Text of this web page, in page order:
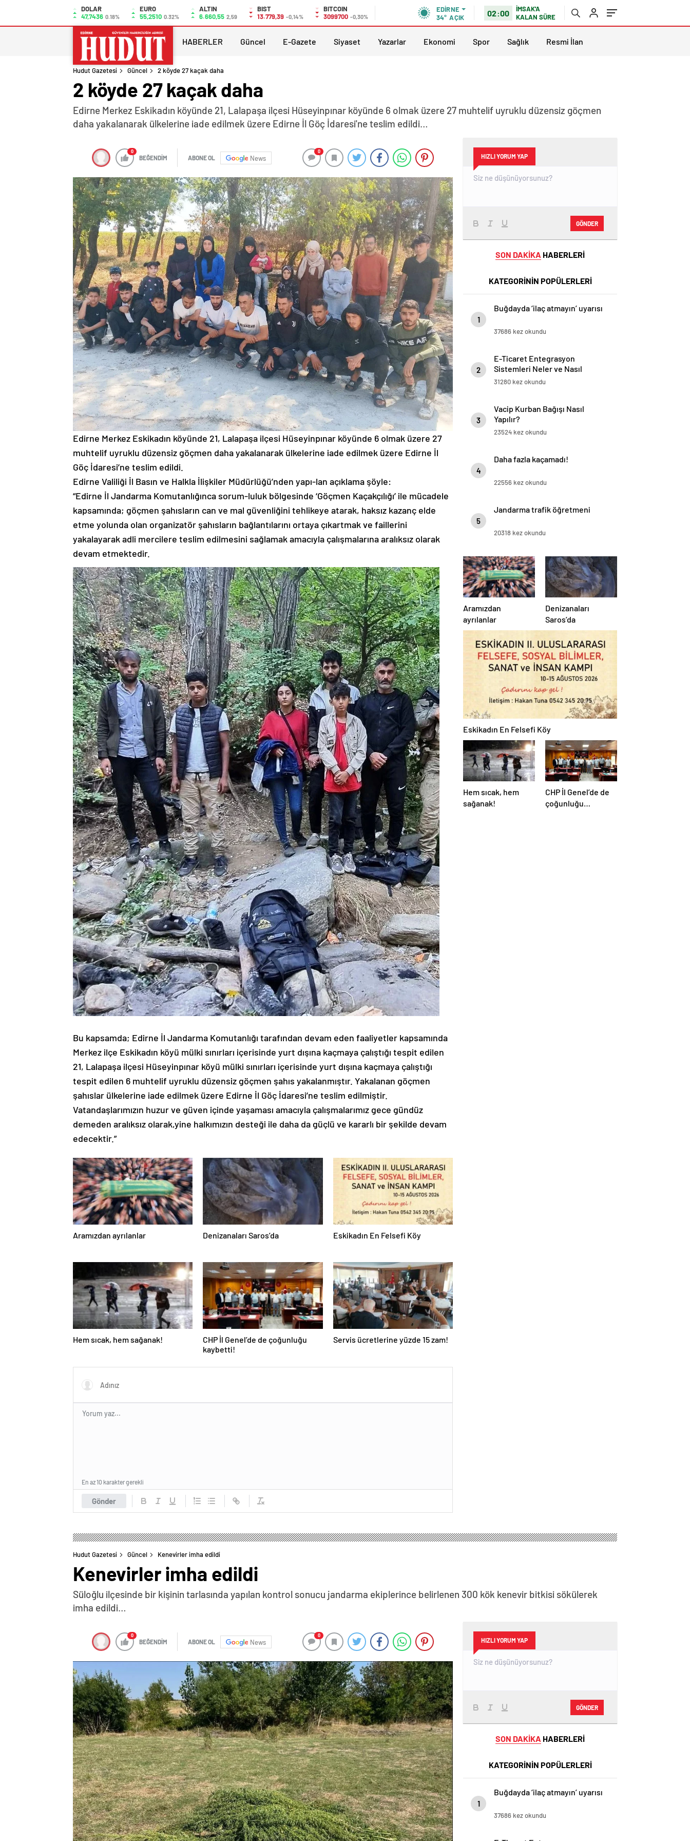
DOLAR
47,7436 0.18%
EURO
55,2510 0.32%
ALTIN
6.660,55 2,59
BIST
13.779,39 -0,14%
BITCOIN
3099700 -0,30%
EDIRNE
34° AÇIK 02:00
İMSAK'A
KALAN SÜRE
HABERLER Güncel E-Gazete Siyaset Yazarlar Ekonomi Spor Sağlık Resmi İlan
Hudut Gazetesi Güncel 2 köyde 27 kaçak daha
2 köyde 27 kaçak daha
Edirne Merkez Eskikadın köyünde 21, Lalapaşa ilçesi Hüseyinpınar köyünde 6 olmak üzere 27 muhtelif uyruklu düzensiz göçmen
daha yakalanarak ülkelerine iade edilmek üzere Edirne İl Göç İdaresi'ne teslim edildi…
0
BEĞENDİM ABONE OL News
0
Edirne Merkez Eskikadın köyünde 21, Lalapaşa ilçesi Hüseyinpınar köyünde 6 olmak üzere 27
muhtelif uyruklu düzensiz göçmen daha yakalanarak ülkelerine iade edilmek üzere Edirne İl
Göç İdaresi’ne teslim edildi.
Edirne Valiliği İl Basın ve Halkla İlişkiler Müdürlüğü’nden yapı-lan açıklama şöyle:
“Edirne İl Jandarma Komutanlığınca sorum-luluk bölgesinde ‘Göçmen Kaçakçılığı’ ile mücadele
kapsamında; göçmen şahısların can ve mal güvenliğini tehlikeye atarak, haksız kazanç elde
etme yolunda olan organizatör şahısların bağlantılarını ortaya çıkartmak ve faillerini
yakalayarak adli mercilere teslim edilmesini sağlamak amacıyla çalışmalarına aralıksız olarak
devam etmektedir.
Bu kapsamda; Edirne İl Jandarma Komutanlığı tarafından devam eden faaliyetler kapsamında
Merkez ilçe Eskikadın köyü mülki sınırları içerisinde yurt dışına kaçmaya çalıştığı tespit edilen
21, Lalapaşa ilçesi Hüseyinpınar köyü mülki sınırları içerisinde yurt dışına kaçmaya çalıştığı
tespit edilen 6 muhtelif uyruklu düzensiz göçmen şahıs yakalanmıştır. Yakalanan göçmen
şahıslar ülkelerine iade edilmek üzere Edirne İl Göç İdaresi’ne teslim edilmiştir.
Vatandaşlarımızın huzur ve güven içinde yaşaması amacıyla çalışmalarımız gece gündüz
demeden aralıksız olarak,yine halkımızın desteği ile daha da güçlü ve kararlı bir şekilde devam
edecektir.”
Aramızdan ayrılanlar Denizanaları Saros’da Eskikadın En Felsefi Köy
Hem sıcak, hem sağanak!
CHP İl Genel’de de çoğunluğu
kaybetti!
Servis ücretlerine yüzde 15 zam!
Gönder
En az 10 karakter gerekli
HIZLI YORUM YAP
GÖNDER
SON DAKİKA HABERLERİ
KATEGORİNİN POPÜLERLERİ
1
Buğdayda ‘ilaç atmayın’ uyarısı
37686 kez okundu
2
E-Ticaret Entegrasyon
Sistemleri Neler ve Nasıl
Yapılır?
31280 kez okundu
3
Vacip Kurban Bağışı Nasıl
Yapılır?
23524 kez okundu
4
Daha fazla kaçamadı!
22556 kez okundu
5
Jandarma trafik öğretmeni
20318 kez okundu
Aramızdan
ayrılanlar
Denizanaları
Saros’da
Eskikadın En Felsefi Köy
Hem sıcak, hem
sağanak!
CHP İl Genel’de de
çoğunluğu
Hudut Gazetesi Güncel Kenevirler imha edildi
Kenevirler imha edildi
Süloğlu ilçesinde bir kişinin tarlasında yapılan kontrol sonucu jandarma ekiplerince belirlenen 300 kök kenevir bitkisi sökülerek
imha edildi…
0
BEĞENDİM ABONE OL News
0
HIZLI YORUM YAP
GÖNDER
SON DAKİKA HABERLERİ
KATEGORİNİN POPÜLERLERİ
1
Buğdayda ‘ilaç atmayın’ uyarısı
37686 kez okundu